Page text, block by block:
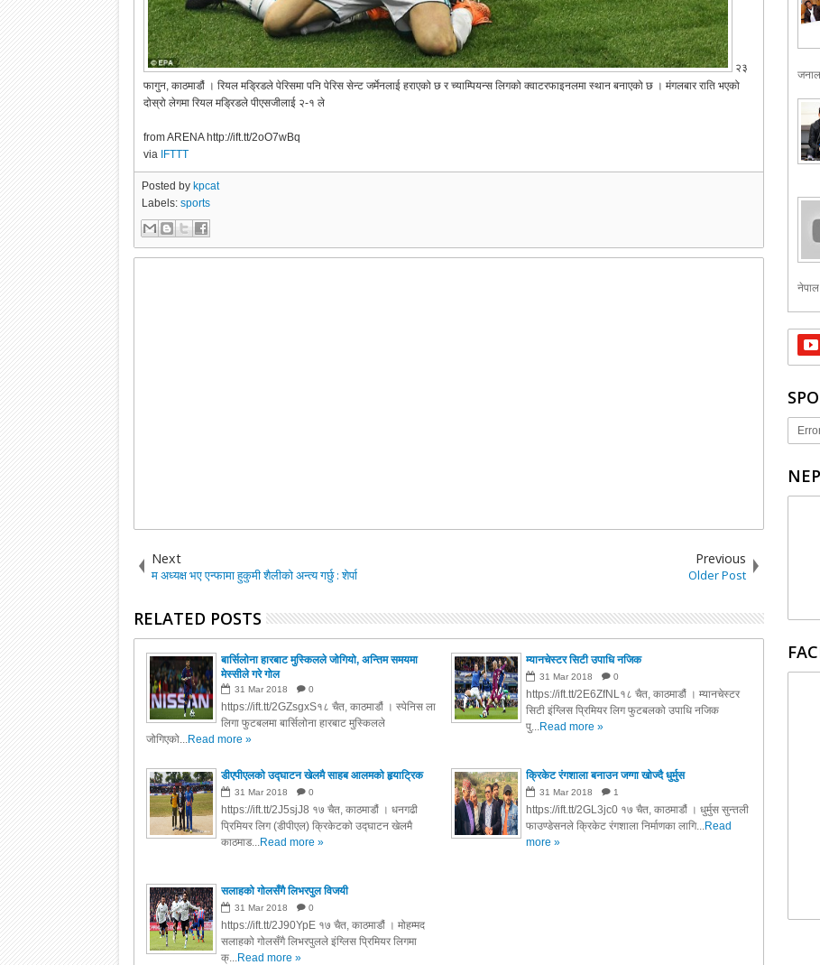
२३
फागुन, काठमाडौं । रियल मड्रिडले पेरिसमा पनि पेरिस सेन्ट जर्मेनलाई हराएको छ र च्याम्पियन्स लिगको क्वाटरफाइनलमा स्थान बनाएको छ । मंगलबार राति भएको
दोस्रो लेगमा रियल मड्रिडले पीएसजीलाई २-१ ले
from ARENA http://ift.tt/2oO7wBq
via IFTTT
Posted bykpcat
Labels:sports
Next
म अध्यक्ष भए एन्फामा हुकुमी शैलीको अन्त्य गर्छु : शेर्पा
Previous
Older Post
RELATED POSTS
बार्सिलोना हारबाट मुस्किलले जोगियो, अन्तिम समयमा
मेस्सीले गरे गोल
31 Mar 2018 0
https://ift.tt/2GZsgxS१८ चैत, काठमाडौं । स्पेनिस ला
लिगा फुटबलमा बार्सिलोना हारबाट मुस्किलले
जोगिएको... Read more »
म्यानचेस्टर सिटी उपाधि नजिक
31 Mar 2018 0
https://ift.tt/2E6ZfNL१८ चैत, काठमाडौं । म्यानचेस्टर
सिटी इंग्लिस प्रिमियर लिग फुटबलको उपाधि नजिक
पु... Read more »
डीएपीएलको उद्घाटन खेलमै साहब आलमको हृयाट्रिक
31 Mar 2018 0
https://ift.tt/2J5sjJ8 १७ चैत, काठमाडौं । धनगढी
प्रिमियर लिग (डीपीएल) क्रिकेटको उद्घाटन खेलमै
काठमाड... Read more »
क्रिकेट रंगशाला बनाउन जग्गा खोज्दै धुर्मुस
31 Mar 2018 1
https://ift.tt/2GL3jc0 १७ चैत, काठमाडौं । धुर्मुस सुन्तली
फाउण्डेसनले क्रिकेट रंगशाला निर्माणका लागि... Read
more »
सलाहको गोलसँगै लिभरपुल विजयी
31 Mar 2018 0
https://ift.tt/2J90YpE १७ चैत, काठमाडौं । मोहम्मद
सलाहको गोलसँगै लिभरपुलले इंग्लिस पि्रमियर लिगमा
क्... Read more »